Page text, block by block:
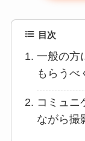
目次
一般の方
もらうべ
コミュニ
ながら撮